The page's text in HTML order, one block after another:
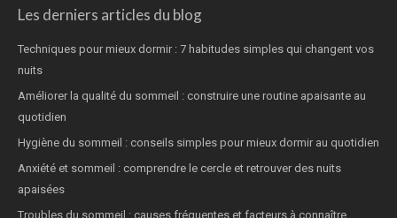
Les derniers articles du blog
Techniques pour mieux dormir : 7 habitudes simples qui changent vos
nuits
Améliorer la qualité du sommeil : construire une routine apaisante au
quotidien
Hygiène du sommeil : conseils simples pour mieux dormir au quotidien
Anxiété et sommeil : comprendre le cercle et retrouver des nuits
apaisées
Troubles du sommeil : causes fréquentes et facteurs à connaître